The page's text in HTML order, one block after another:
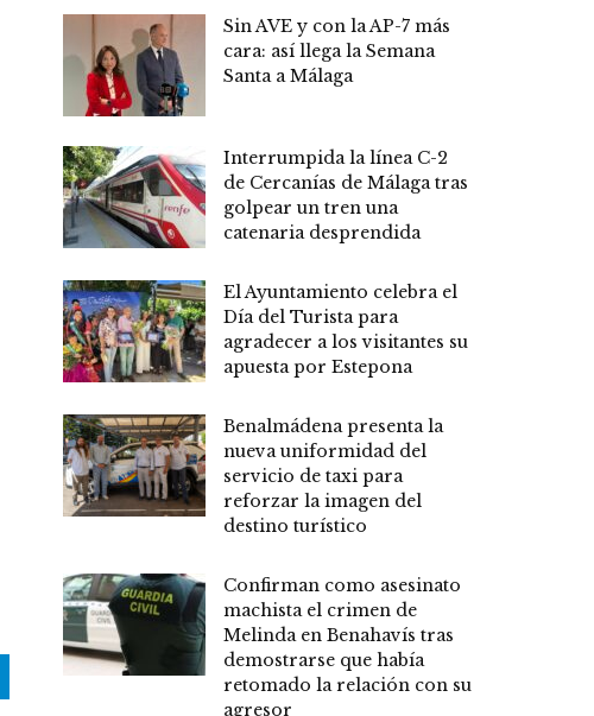
Sin AVE y con la AP-7 más
cara: así llega la Semana
Santa a Málaga
Interrumpida la línea C-2
de Cercanías de Málaga tras
golpear un tren una
catenaria desprendida
El Ayuntamiento celebra el
Día del Turista para
agradecer a los visitantes su
apuesta por Estepona
Benalmádena presenta la
nueva uniformidad del
servicio de taxi para
reforzar la imagen del
destino turístico
Confirman como asesinato
machista el crimen de
Melinda en Benahavís tras
demostrarse que había
retomado la relación con su
agresor